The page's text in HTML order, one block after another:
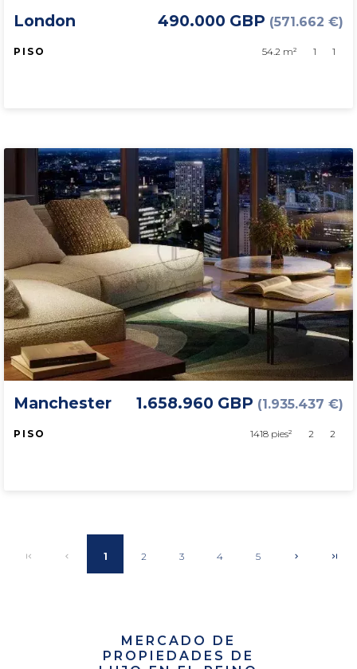
London 490.000 GBP (571.662 €)
PISO 54.2 m² 1 1
Manchester 1.658.960 GBP (1.935.437 €)
PISO 1418 pies² 2 2
1 2 3 4 5
MERCADO DE
PROPIEDADES DE